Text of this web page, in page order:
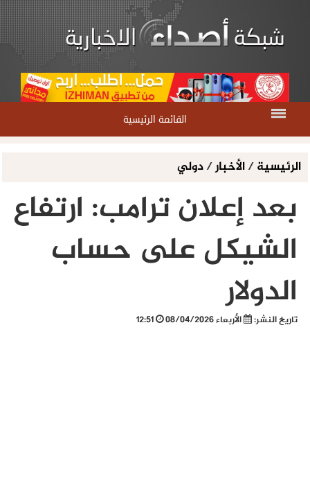
القائمة الرئيسية
الرئيسية/الأخبار/دولي
بعد إعلان ترامب: ارتفاع
الشيكل على حساب
الدولار
تاريخ النشر: الأربعاء 08/04/2026